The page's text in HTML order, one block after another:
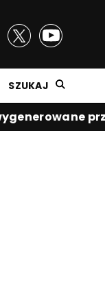
SZUKAJ